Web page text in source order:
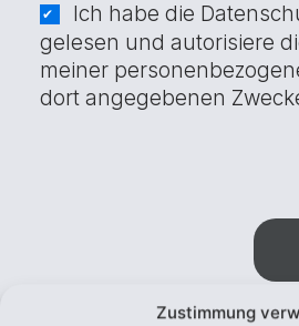
Zustimmung
Ich habe die
gelesen und autorisiere
meiner
dort angegebenen